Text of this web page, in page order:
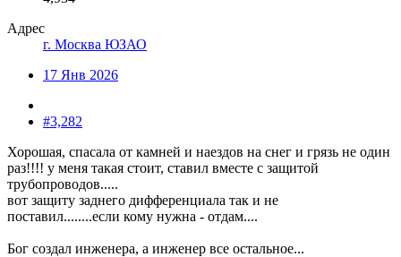
Адрес
г. Москва ЮЗАО
17 Янв 2026
#3,282
Хорошая, спасала от камней и наездов на снег и грязь не один
раз!!!! у меня такая стоит, ставил вместе с защитой
трубопроводов.....
вот защиту заднего дифференциала так и не
поставил........если кому нужна - отдам....
Бог создал инженера, а инженер все остальное...